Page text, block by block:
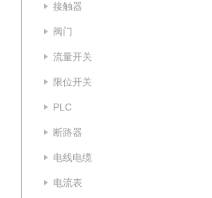
接触器
阀门
流量开关
限位开关
PLC
断路器
电线电缆
电流表